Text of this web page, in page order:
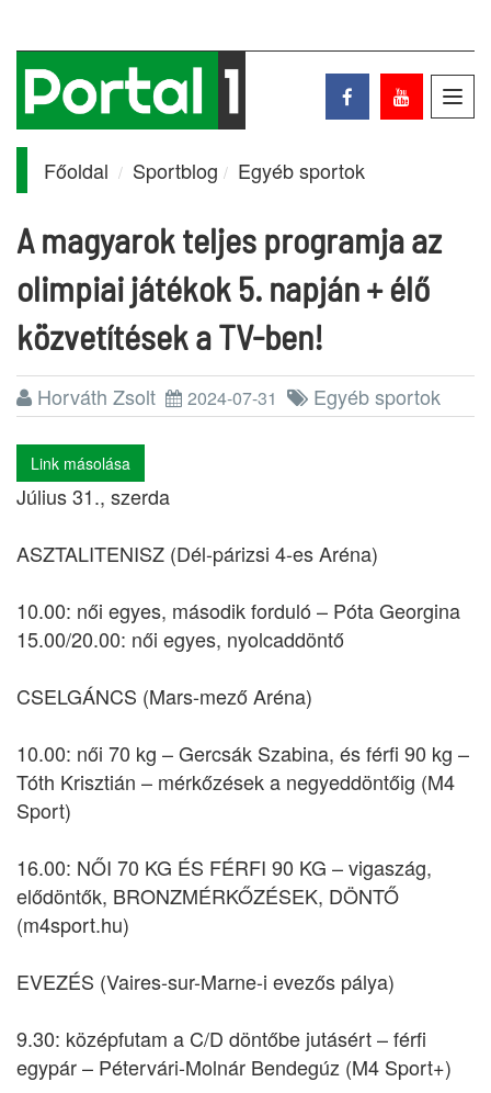
Főoldal Sportblog Egyéb sportok
A magyarok teljes programja az
olimpiai játékok 5. napján + élő
közvetítések a TV-ben!
Horváth Zsolt 2024-07-31 Egyéb sportok
Link másolása
Július 31., szerda
ASZTALITENISZ (Dél-párizsi 4-es Aréna)
10.00: női egyes, második forduló – Póta Georgina
15.00/20.00: női egyes, nyolcaddöntő
CSELGÁNCS (Mars-mező Aréna)
10.00: női 70 kg – Gercsák Szabina, és férfi 90 kg –
Tóth Krisztián – mérkőzések a negyeddöntőig (M4
Sport)
16.00: NŐI 70 KG ÉS FÉRFI 90 KG – vigaszág,
elődöntők, BRONZMÉRKŐZÉSEK, DÖNTŐ
(m4sport.hu)
EVEZÉS (Vaires-sur-Marne-i evezős pálya)
9.30: középfutam a C/D döntőbe jutásért – férfi
egypár – Pétervári-Molnár Bendegúz (M4 Sport+)